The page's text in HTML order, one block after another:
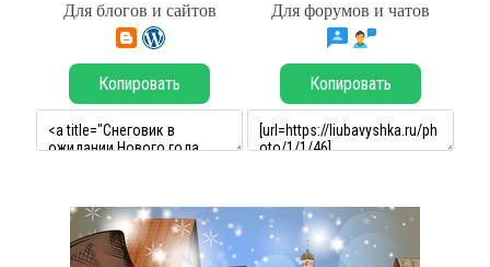
Для блогов и сайтов Для форумов и чатов
Копировать Копировать